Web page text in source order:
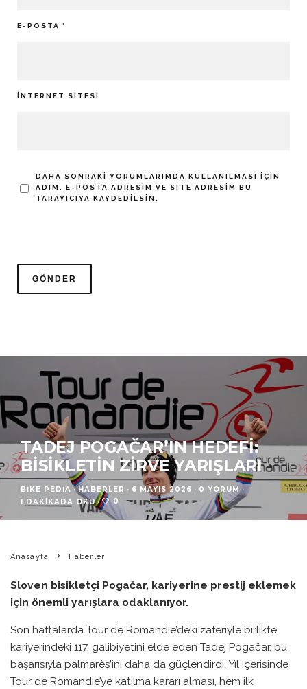
E-POSTA *
İNTERNET SITESI
DAHA SONRAKI YORUMLARIMDA KULLANILMASI IÇIN
ADIM, E-POSTA ADRESIM VE SITE ADRESIM BU
TARAYICIYA KAYDEDILSIN.
TADEJ POGAČAR’IN HEDEFI:
BISIKLETIN ZIRVE YARIŞLARI
BIKE PEDIA · HABERLER · 6 MAYIS 2026 · 0 YORUM ·
1 DAKIKADA OKU · 0
Anasayfa Haberler
Sloven bisikletçi Pogačar, kariyerine prestij eklemek
için önemli yarışlara odaklanıyor.
Son haftalarda Tour de Romandie’deki zaferiyle birlikte
kariyerindeki 117. galibiyetini elde eden Tadej Pogačar, bu
başarısıyla palmarès’ini daha da güçlendirdi. Yıl içerisinde
Tour de Romandie’ye katılma kararı alması, hem ilk